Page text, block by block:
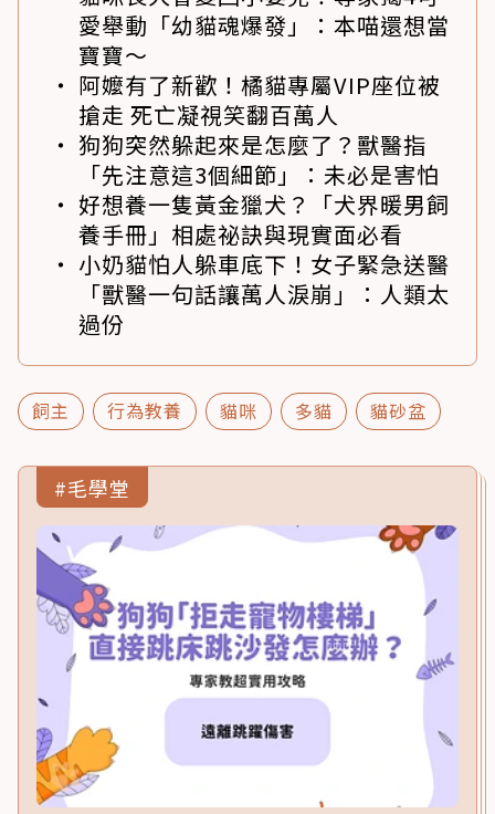
愛舉動「幼貓魂爆發」：本喵還想當
寶寶～
阿嬤有了新歡！橘貓專屬VIP座位被
搶走 死亡凝視笑翻百萬人
狗狗突然躲起來是怎麼了？獸醫指
「先注意這3個細節」：未必是害怕
好想養一隻黃金獵犬？「犬界暖男飼
養手冊」相處祕訣與現實面必看
小奶貓怕人躲車底下！女子緊急送醫
「獸醫一句話讓萬人淚崩」：人類太
過份
飼主 行為教養 貓咪 多貓 貓砂盆
#毛學堂